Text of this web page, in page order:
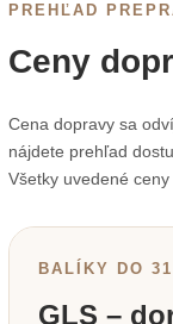
PREHĽAD
Ceny
Cena dopravy sa
nájdete prehľad
Všetky uvedené
BALÍKY DO
GLS –